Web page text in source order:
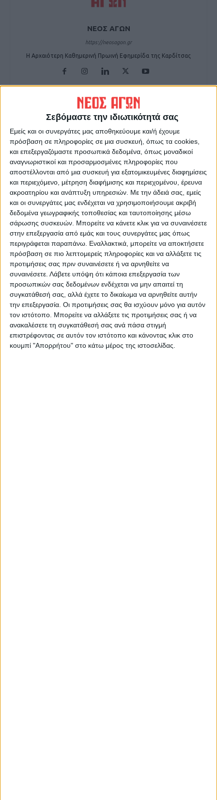
Σεβόμαστε την ιδιωτικότητά σας
Εμείς και οι συνεργάτες μας αποθηκεύουμε και/ή έχουμε
πρόσβαση σε πληροφορίες σε μια συσκευή, όπως τα cookies,
και επεξεργαζόμαστε προσωπικά δεδομένα, όπως μοναδικοί
αναγνωριστικοί και προσαρμοσμένες πληροφορίες που
αποστέλλονται από μια συσκευή για εξατομικευμένες διαφημίσεις
και περιεχόμενο, μέτρηση διαφήμισης και περιεχομένου, έρευνα
ακροατηρίου και ανάπτυξη υπηρεσιών. Με την άδειά σας, εμείς
και οι συνεργάτες μας ενδέχεται να χρησιμοποιήσουμε ακριβή
δεδομένα γεωγραφικής τοποθεσίας και ταυτοποίησης μέσω
σάρωσης συσκευών. Μπορείτε να κάνετε κλικ για να συναινέσετε
στην επεξεργασία από εμάς και τους συνεργάτες μας όπως
περιγράφεται παραπάνω. Εναλλακτικά, μπορείτε να αποκτήσετε
πρόσβαση σε πιο λεπτομερείς πληροφορίες και να αλλάξετε τις
προτιμήσεις σας πριν συναινέσετε ή να αρνηθείτε να
συναινέσετε. Λάβετε υπόψη ότι κάποια επεξεργασία των
προσωπικών σας δεδομένων ενδέχεται να μην απαιτεί τη
συγκατάθεσή σας, αλλά έχετε το δικαίωμα να αρνηθείτε αυτήν
την επεξεργασία. Οι προτιμήσεις σας θα ισχύουν μόνο για αυτόν
τον ιστότοπο. Μπορείτε να αλλάξετε τις προτιμήσεις σας ή να
ανακαλέσετε τη συγκατάθεσή σας ανά πάσα στιγμή
επιστρέφοντας σε αυτόν τον ιστότοπο και κάνοντας κλικ στο
κουμπί "Απορρήτου" στο κάτω μέρος της ιστοσελίδας.
ΝΕΟΣ ΑΓΩΝ
https://neosagon.gr
Η Αρχαιότερη Καθημερινή Πρωινή Εφημερίδα της Καρδίτσας
ΠΑΡΟΜΟΙΑ ΑΡΘΡΑ
VIDEO ΤΗΣ ΘΕΣΣΑΛΙΑΣ
Περιπέτεια για τον πρόεδρο του Ε.Κ.Λ
Γιάννη Σκόκα